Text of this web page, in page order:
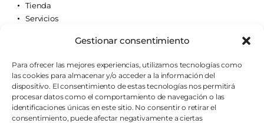
Gestionar consentimiento
Para ofrecer las mejores experiencias, utilizamos tecnologías como
las cookies para almacenar y/o acceder a la información del
dispositivo. El consentimiento de estas tecnologías nos permitirá
procesar datos como el comportamiento de navegación o las
identificaciones únicas en este sitio. No consentir o retirar el
consentimiento, puede afectar negativamente a ciertas
Tienda
Servicios
Quiénes somos
AVISOS LEGALES
Aviso legal
Política de cookies